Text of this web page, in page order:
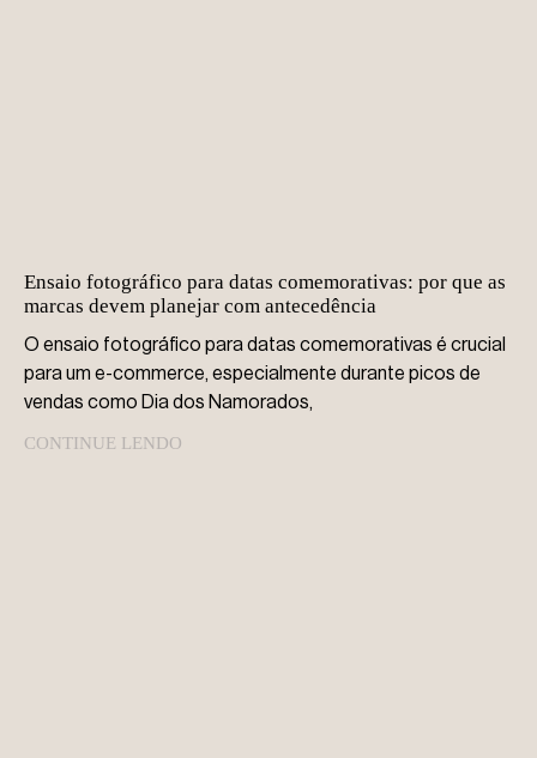
Ensaio fotográfico para datas comemorativas: por que as
marcas devem planejar com antecedência
O ensaio fotográfico para datas comemorativas é crucial
para um e-commerce, especialmente durante picos de
vendas como Dia dos Namorados,
CONTINUE LENDO